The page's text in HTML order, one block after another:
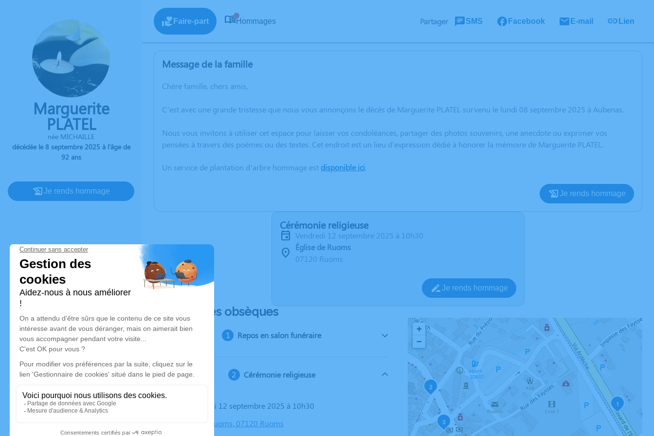
Marguerite
PLATEL
née MICHAILLE
décédée le 8 septembre 2025 à l'âge de
92 ans
Je rends hommage
Faire-part Hommages Partager SMS Facebook E-mail Lien
Message de la famille
Chère famille, chers amis,
C’est avec une grande tristesse que nous vous annonçons le décès de Marguerite PLATEL survenu le lundi 08 septembre 2025 à Aubenas.
Nous vous invitons à utiliser cet espace pour laisser vos condoléances, partager des photos souvenirs, une anecdote ou exprimer vos
pensées à travers des poèmes ou des textes. Cet endroit est un lieu d'expression dédié à honorer la mémoire de Marguerite PLATEL.
Un service de plantation d’arbre hommage est disponible ici.
Je rends hommage
Cérémonie religieuse
vendredi 12 septembre 2025 à 10h30
Église de Ruoms
07120 Ruoms
Je rends hommage
Déroulé des obsèques
Repos en salon funéraire
Cérémonie religieuse
Le vendredi 12 septembre 2025 à 10h30
Église de Ruoms, 07120 Ruoms
1
2
3
+
−